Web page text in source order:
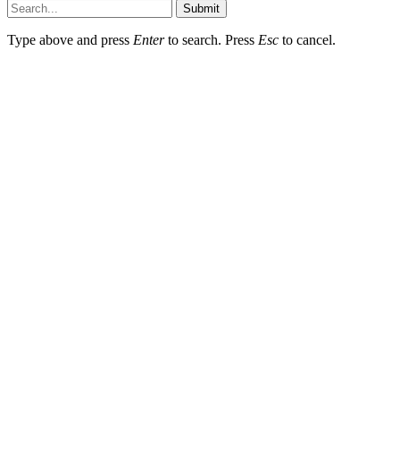
Submit
Type above and press Enterto search. Press Esc to cancel.